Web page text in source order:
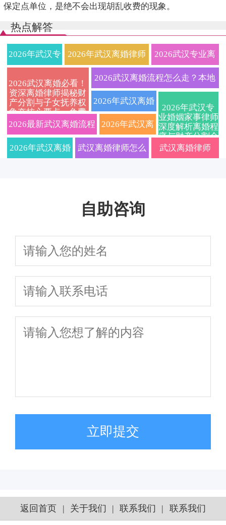
保定点单位，是绝不会出现胡乱收费的现象。
热点解答
2026年武汉专
流程指南：协
议离婚、诉讼
离婚、财产分
割、子女抚养
2026年武汉离婚律师
权威指南：财产分割
与抚养权纠纷一站式
解决全攻略
2026武汉专业离
婚律师在线免费
财产分割与子女
抚养纠纷，定制
离婚协议服务
2026武汉离婚必看！
资深离婚律师揭秘财
产分割与子女抚养权
争夺核心要点，免费
咨询通道限时开启
2026武汉离婚流程怎么走？本地
婚姻家事律师详解协议与诉讼避
坑要点
2026年武汉离婚
律师费用标准及
流程解析：资深
团队避免踩坑
2026最新武汉离婚流程
及费用标准，专业武汉
附子女抚养权争取策略
2026年武汉离
婚律师费用标
办理全流程与
2026年武汉专
业婚姻家事律师
深度解析离婚程
序与财产分割全
攻略，本地法律
服务精准匹配
2026年武汉离婚
争夺及法律咨询
武汉离婚律师怎么
析，在线咨询助你
武汉离婚律师
自助咨询
立即提交
返回首页 | 关于我们 | 联系我们 | 联系我们